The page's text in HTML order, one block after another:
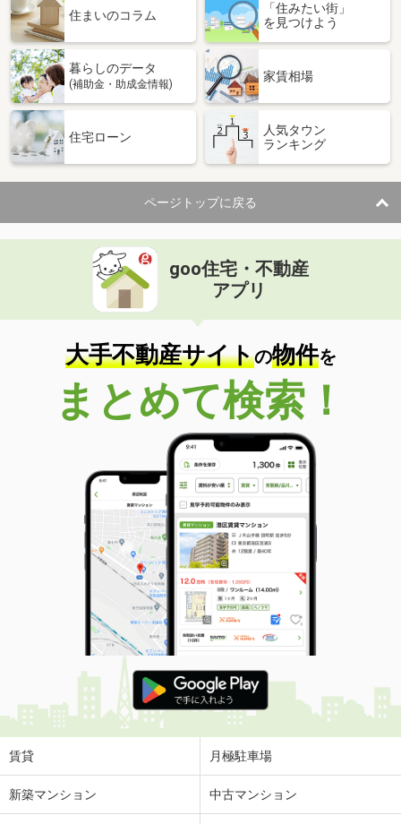
住まいのコラム
「住みたい街」
を見つけよう
暮らしのデータ
(補助金・助成金情報)
家賃相場
住宅ローン
人気タウン
ランキング
ページトップに戻る
goo住宅・不動産
アプリ
大手不動産サイトの物件を
まとめて検索！
賃貸 月極駐車場
新築マンション 中古マンション